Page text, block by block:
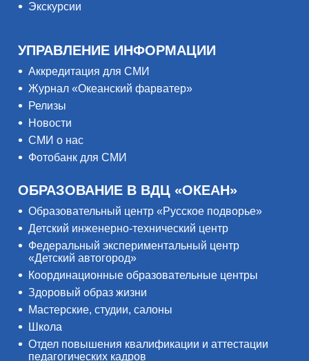
Экскурсии
УПРАВЛЕНИЕ ИНФОРМАЦИИ
Аккредитация для СМИ
Журнал «Океанский фарватер»
Релизы
Новости
СМИ о нас
Фотобанк для СМИ
ОБРАЗОВАНИЕ В ВДЦ «ОКЕАН»
Образовательный центр «Русское подворье»
Детский инженерно-технический центр
Федеральный экспериментальный центр
«Детский автогород»
Координационные образовательные центры
Здоровый образ жизни
Мастерские, студии, салоны
Школа
Отдел повышения квалификации и аттестации
педагогических кадров